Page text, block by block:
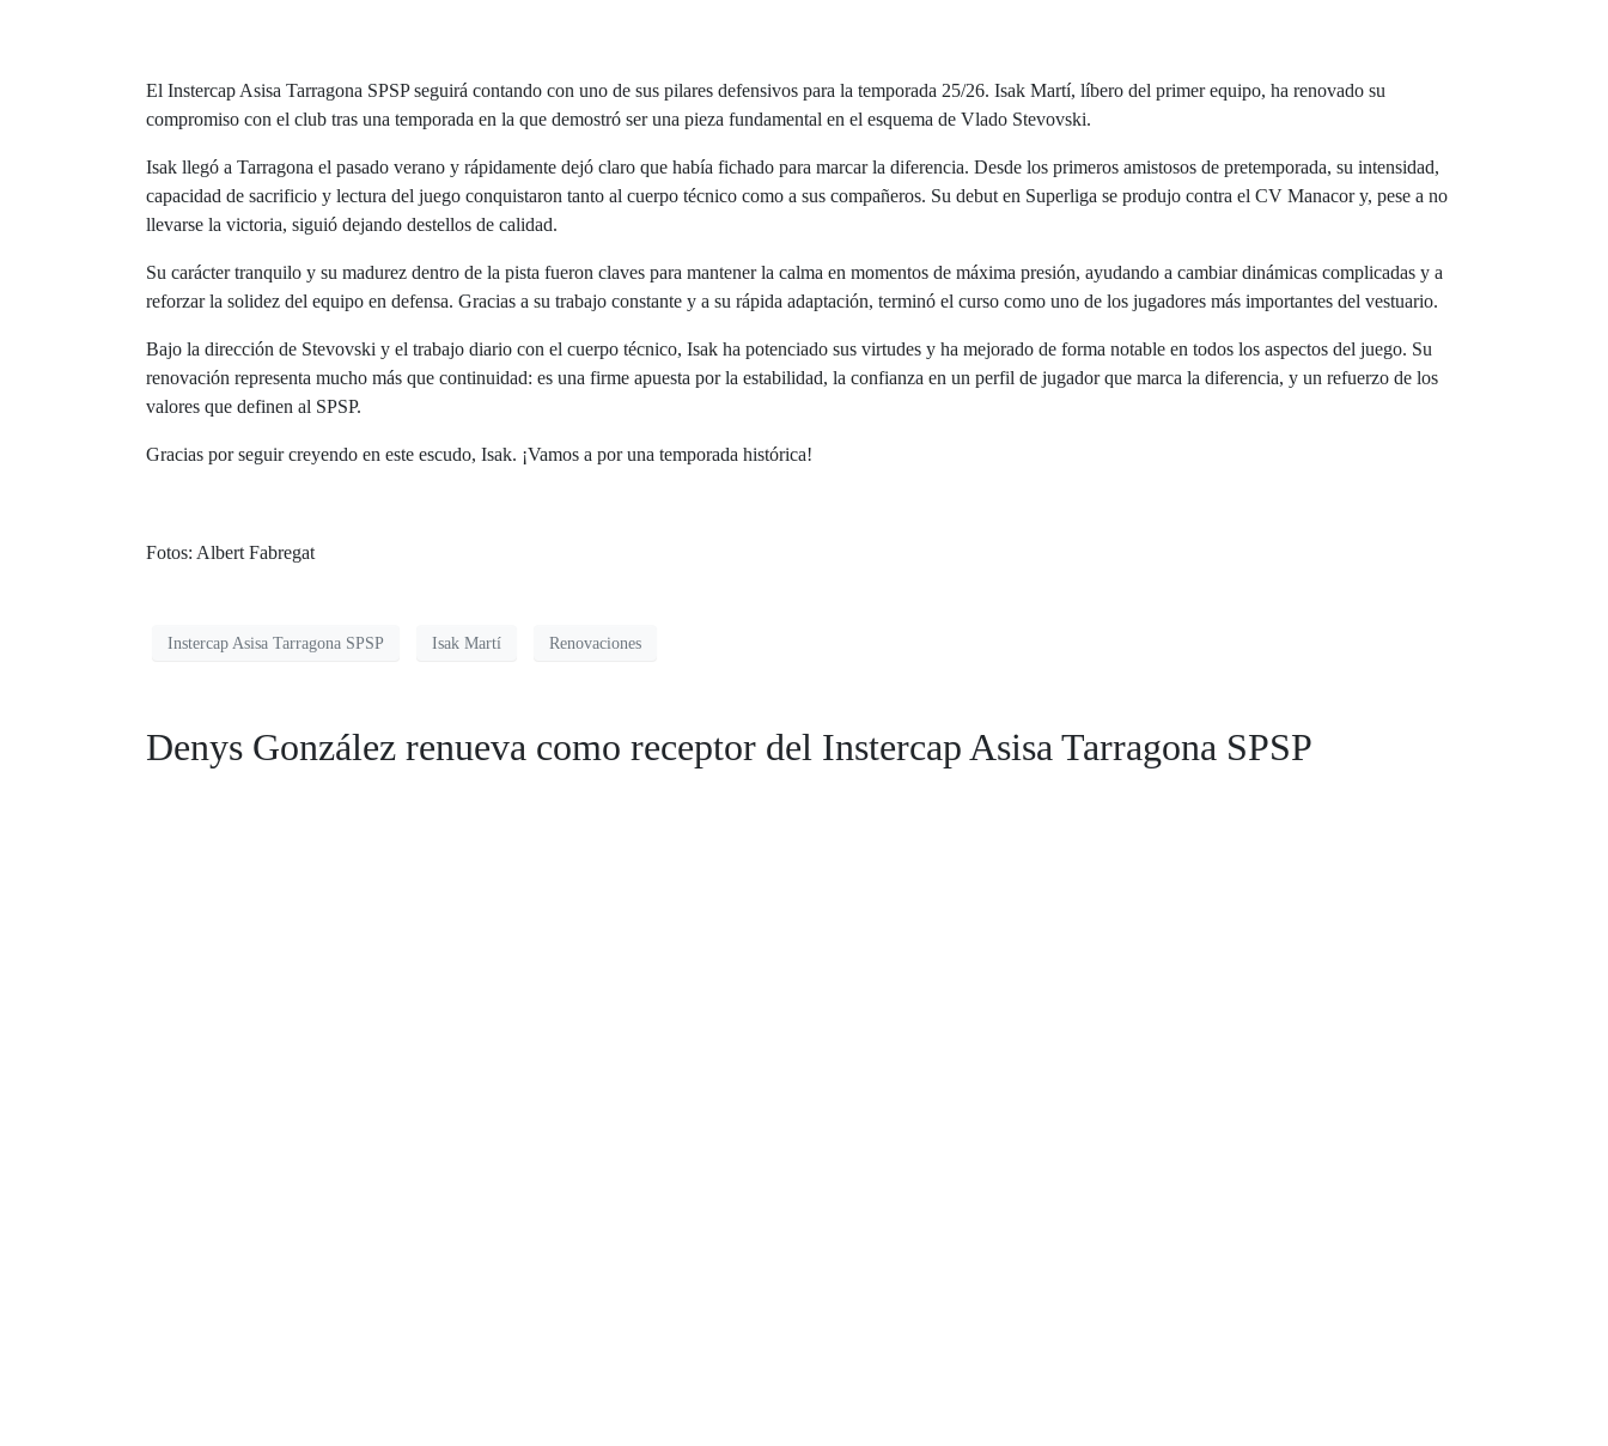
El Instercap Asisa Tarragona SPSP seguirá contando con uno de sus pilares defensivos para la temporada 25/26. Isak Martí, líbero del primer equipo, ha renovado su
compromiso con el club tras una temporada en la que demostró ser una pieza fundamental en el esquema de Vlado Stevovski.
Isak llegó a Tarragona el pasado verano y rápidamente dejó claro que había fichado para marcar la diferencia. Desde los primeros amistosos de pretemporada, su intensidad,
capacidad de sacrificio y lectura del juego conquistaron tanto al cuerpo técnico como a sus compañeros. Su debut en Superliga se produjo contra el CV Manacor y, pese a no
llevarse la victoria, siguió dejando destellos de calidad.
Su carácter tranquilo y su madurez dentro de la pista fueron claves para mantener la calma en momentos de máxima presión, ayudando a cambiar dinámicas complicadas y a
reforzar la solidez del equipo en defensa. Gracias a su trabajo constante y a su rápida adaptación, terminó el curso como uno de los jugadores más importantes del vestuario.
Bajo la dirección de Stevovski y el trabajo diario con el cuerpo técnico, Isak ha potenciado sus virtudes y ha mejorado de forma notable en todos los aspectos del juego. Su
renovación representa mucho más que continuidad: es una firme apuesta por la estabilidad, la confianza en un perfil de jugador que marca la diferencia, y un refuerzo de los
valores que definen al SPSP.
Gracias por seguir creyendo en este escudo, Isak. ¡Vamos a por una temporada histórica!
Fotos: Albert Fabregat
Instercap Asisa Tarragona SPSP Isak Martí Renovaciones
Denys González renueva como receptor del Instercap Asisa Tarragona SPSP